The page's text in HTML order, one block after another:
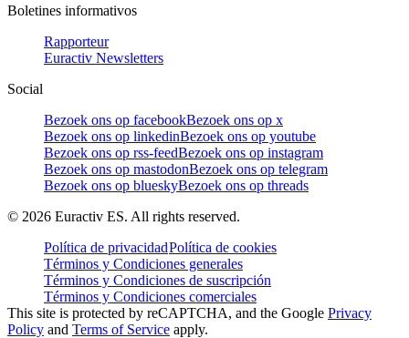
Boletines informativos
Rapporteur
Euractiv Newsletters
Social
Bezoek ons op facebookBezoek ons op x
Bezoek ons op linkedinBezoek ons op youtube
Bezoek ons op rss-feedBezoek ons op instagram
Bezoek ons op mastodonBezoek ons op telegram
Bezoek ons op blueskyBezoek ons op threads
© 2026 Euractiv ES. All rights reserved.
Política de privacidadPolítica de cookies
Términos y Condiciones generales
Términos y Condiciones de suscripción
Términos y Condiciones comerciales
This site is protected by reCAPTCHA, and the Google Privacy
Policy and Terms of Service apply.